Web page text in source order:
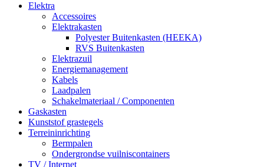
Elektra
Accessoires
Elektrakasten
Polyester Buitenkasten (HEEKA)
RVS Buitenkasten
Elektrazuil
Energiemanagement
Kabels
Laadpalen
Schakelmateriaal / Componenten
Gaskasten
Kunststof grastegels
Terreininrichting
Bermpalen
Ondergrondse vuilniscontainers
TV / Internet